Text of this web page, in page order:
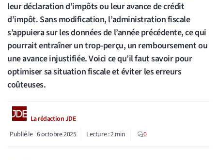
leur déclaration d’impôts ou leur avance de crédit
d’impôt. Sans modification, l’administration fiscale
s’appuiera sur les données de l’année précédente, ce qui
pourrait entraîner un trop-perçu, un remboursement ou
une avance injustifiée. Voici ce qu’il faut savoir pour
optimiser sa situation fiscale et éviter les erreurs
coûteuses.
La rédaction JDE
Publié le 6 octobre 2025 Lecture :2min 0